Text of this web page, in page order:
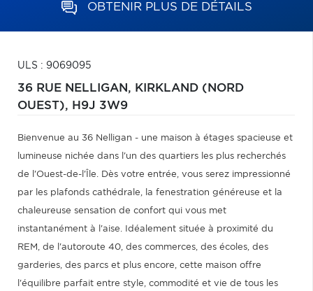
OBTENIR PLUS DE DÉTAILS
ULS : 9069095
36 RUE NELLIGAN, KIRKLAND (NORD
OUEST), H9J 3W9
Bienvenue au 36 Nelligan - une maison à étages spacieuse et
lumineuse nichée dans l'un des quartiers les plus recherchés
de l'Ouest-de-l'Île. Dès votre entrée, vous serez impressionné
par les plafonds cathédrale, la fenestration généreuse et la
chaleureuse sensation de confort qui vous met
instantanément à l'aise. Idéalement située à proximité du
REM, de l'autoroute 40, des commerces, des écoles, des
garderies, des parcs et plus encore, cette maison offre
l'équilibre parfait entre style, commodité et vie de tous les